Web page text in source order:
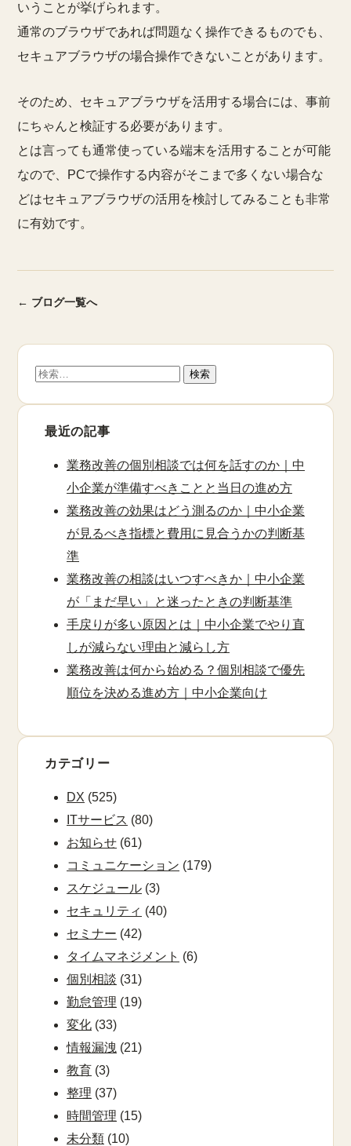
いうことが挙げられます。
通常のブラウザであれば問題なく操作できるものでも、
セキュアブラウザの場合操作できないことがあります。
そのため、セキュアブラウザを活用する場合には、事前
にちゃんと検証する必要があります。
とは言っても通常使っている端末を活用することが可能
なので、PCで操作する内容がそこまで多くない場合な
どはセキュアブラウザの活用を検討してみることも非常
に有効です。
← ブログ一覧へ
検
最近の記事
業務改善の個別相談では何を話すのか｜中
小企業が準備すべきことと当日の進め方
業務改善の効果はどう測るのか｜中小企業
が見るべき指標と費用に見合うかの判断基
準
業務改善の相談はいつすべきか｜中小企業
が「まだ早い」と迷ったときの判断基準
手戻りが多い原因とは｜中小企業でやり直
しが減らない理由と減らし方
業務改善は何から始める？個別相談で優先
順位を決める進め方｜中小企業向け
カテゴリー
DX (525)
ITサービス (80)
お知らせ (61)
コミュニケーション (179)
スケジュール (3)
セキュリティ (40)
セミナー (42)
タイムマネジメント (6)
個別相談 (31)
勤怠管理 (19)
変化 (33)
情報漏洩 (21)
教育 (3)
整理 (37)
時間管理 (15)
未分類 (10)